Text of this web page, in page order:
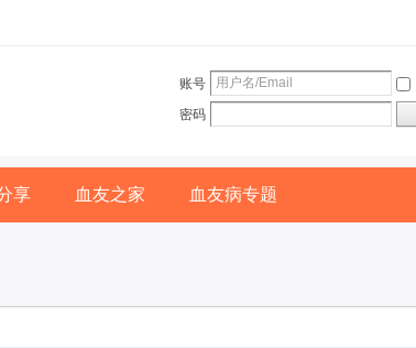
账号
密码
享 血友之家 血友病专题